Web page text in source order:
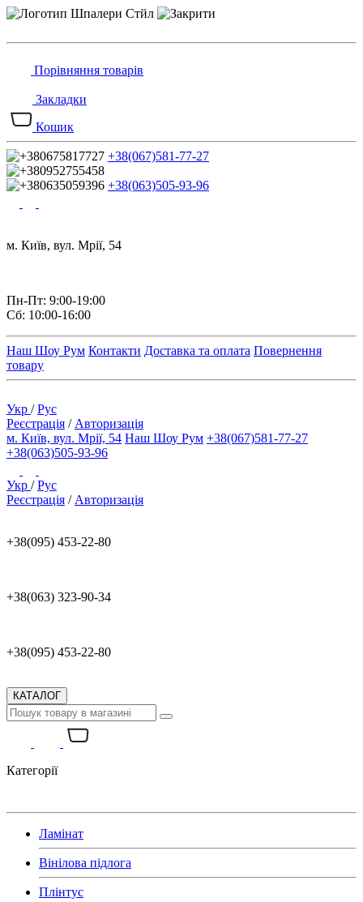
Порівняння товарів
Закладки
Кошик
+38(067)581-77-27
+38(063)505-93-96
м. Київ, вул. Мрії, 54
Пн-Пт: 9:00-19:00
Сб: 10:00-16:00
Наш Шоу Рум Контакти Доставка та оплата Повернення
товару
Укр /Рус
Реєстрація / Авторизація
м. Київ, вул. Мрії, 54 Наш Шоу Рум +38(067)581-77-27
+38(063)505-93-96
Укр /Рус
Реєстрація / Авторизація
+38(095) 453-22-80
+38(063) 323-90-34
+38(095) 453-22-80
КАТАЛОГ
Категорії
Ламінат
Вінілова підлога
Плінтус